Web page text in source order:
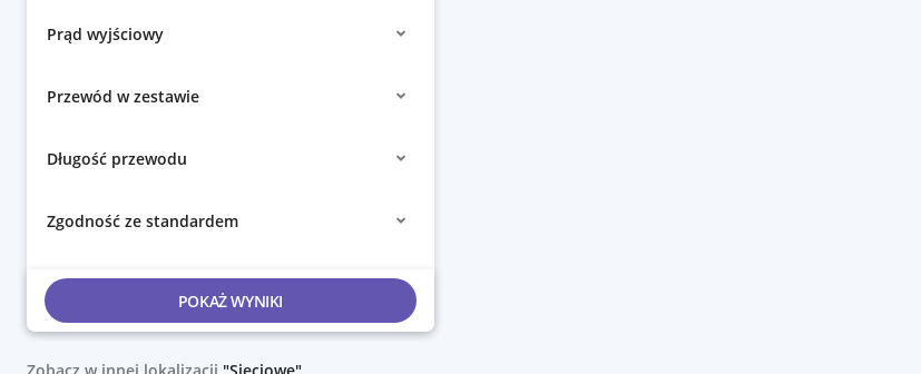
Prąd wyjściowy
Przewód w zestawie
Długość przewodu
Zgodność ze standardem
POKAŻ WYNIKI